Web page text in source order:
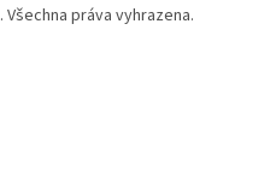
. Všechna práva vyhrazena.